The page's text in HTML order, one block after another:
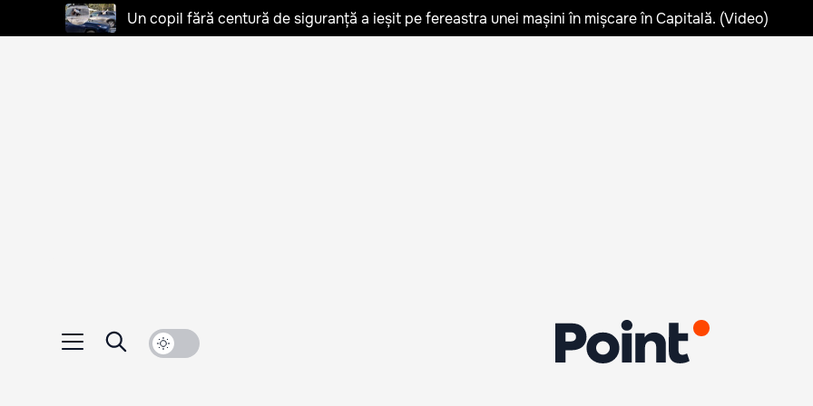
Un copil fără centură de siguranță a ieșit pe fereastra unei mașini în mișcare în Capitală. (Video)